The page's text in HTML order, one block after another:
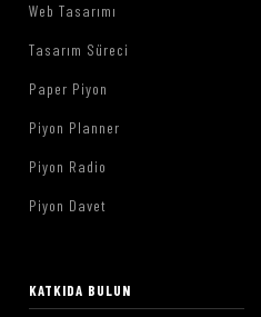
Web Tasarımı
Tasarım Süreci
Paper Piyon
Piyon Planner
Piyon Radio
Piyon Davet
KATKIDA BULUN